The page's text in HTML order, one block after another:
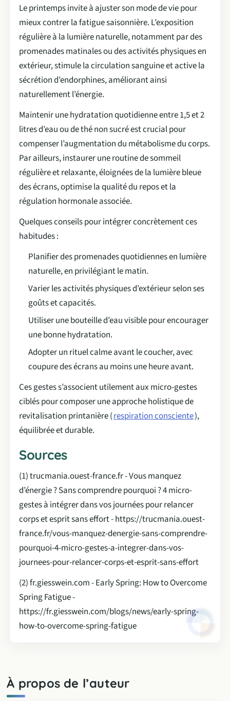
Le printemps invite à ajuster son mode de vie pour
mieux contrer la fatigue saisonnière. L’exposition
régulière à la lumière naturelle, notamment par des
promenades matinales ou des activités physiques en
extérieur, stimule la circulation sanguine et active la
sécrétion d’endorphines, améliorant ainsi
naturellement l’énergie.
Maintenir une hydratation quotidienne entre 1,5 et 2
litres d’eau ou de thé non sucré est crucial pour
compenser l’augmentation du métabolisme du corps.
Par ailleurs, instaurer une routine de sommeil
régulière et relaxante, éloignées de la lumière bleue
des écrans, optimise la qualité du repos et la
régulation hormonale associée.
Quelques conseils pour intégrer concrètement ces
habitudes :
Planifier des promenades quotidiennes en lumière
naturelle, en privilégiant le matin.
Varier les activités physiques d’extérieur selon ses
goûts et capacités.
Utiliser une bouteille d’eau visible pour encourager
une bonne hydratation.
Adopter un rituel calme avant le coucher, avec
coupure des écrans au moins une heure avant.
Ces gestes s’associent utilement aux micro-gestes
ciblés pour composer une approche holistique de
revitalisation printanière (respiration consciente),
équilibrée et durable.
Sources
(1) trucmania.ouest-france.fr - Vous manquez
d’énergie ? Sans comprendre pourquoi ? 4 micro-
gestes à intégrer dans vos journées pour relancer
corps et esprit sans effort - https://trucmania.ouest-
france.fr/vous-manquez-denergie-sans-comprendre-
pourquoi-4-micro-gestes-a-integrer-dans-vos-
journees-pour-relancer-corps-et-esprit-sans-effort
(2) fr.giesswein.com - Early Spring: How to Overcome
Spring Fatigue -
https://fr.giesswein.com/blogs/news/early-spring-
how-to-overcome-spring-fatigue
À propos de l’auteur